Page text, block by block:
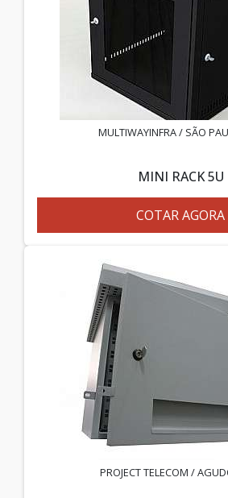
MULTIWAYINFRA / SÃO
MINI RACK 5U
COTAR AGORA
PROJECT TELECOM /